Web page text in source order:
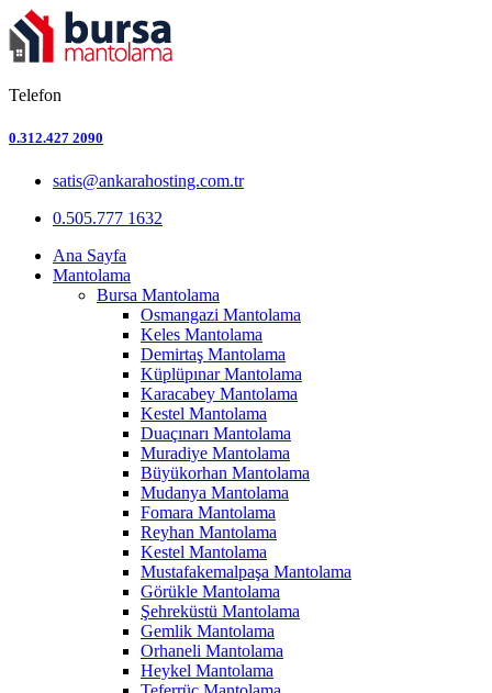
Telefon
0.312.427 2090
satis@ankarahosting.com.tr
0.505.777 1632
Ana Sayfa
Mantolama
Bursa Mantolama
Osmangazi Mantolama
Keles Mantolama
Demirtaş Mantolama
Küplüpınar Mantolama
Karacabey Mantolama
Kestel Mantolama
Duaçınarı Mantolama
Muradiye Mantolama
Büyükorhan Mantolama
Mudanya Mantolama
Fomara Mantolama
Reyhan Mantolama
Kestel Mantolama
Mustafakemalpaşa Mantolama
Görükle Mantolama
Şehreküstü Mantolama
Gemlik Mantolama
Orhaneli Mantolama
Heykel Mantolama